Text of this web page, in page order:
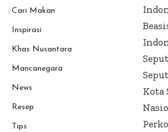
Cari Makan
Inspirasi
Khas Nusantara
Mancanegara
News
Resep
Tips
Kota